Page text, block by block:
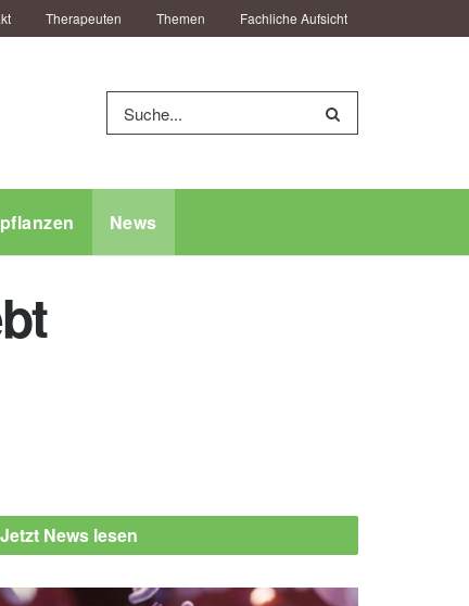
Therapeuten Themen Fachliche Aufsicht
News
Jetzt News lesen